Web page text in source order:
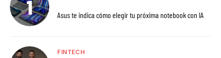
Asus te indica cómo elegir tu próxima notebook con IA
FINTECH